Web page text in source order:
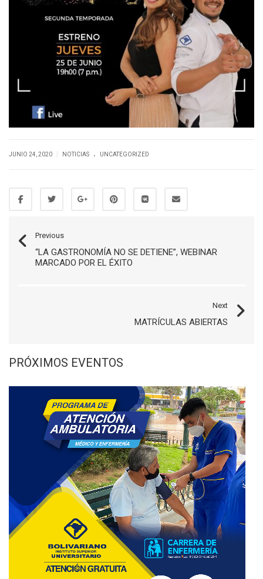
JUNIO 24, 2020 NOTICIAS . UNCATEGORIZED
Previous
“LA GASTRONOMÍA NO SE DETIENE”, WEBINAR
MARCADO POR EL ÉXITO
Next
MATRÍCULAS ABIERTAS
PRÓXIMOS EVENTOS